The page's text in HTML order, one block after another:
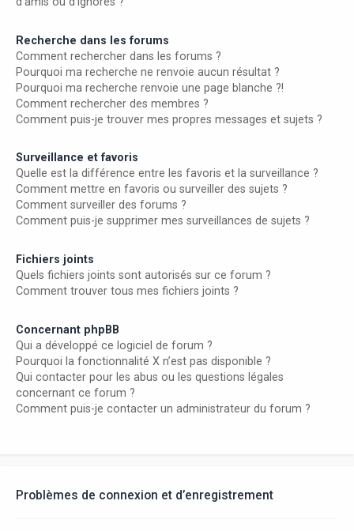
Recherche dans les forums
Comment rechercher dans les forums ?
Pourquoi ma recherche ne renvoie aucun résultat ?
Pourquoi ma recherche renvoie une page blanche ?!
Comment rechercher des membres ?
Comment puis-je trouver mes propres messages et sujets ?
Surveillance et favoris
Quelle est la différence entre les favoris et la surveillance ?
Comment mettre en favoris ou surveiller des sujets ?
Comment surveiller des forums ?
Comment puis-je supprimer mes surveillances de sujets ?
Fichiers joints
Quels fichiers joints sont autorisés sur ce forum ?
Comment trouver tous mes fichiers joints ?
Concernant phpBB
Qui a développé ce logiciel de forum ?
Pourquoi la fonctionnalité X n’est pas disponible ?
Qui contacter pour les abus ou les questions légales
concernant ce forum ?
Comment puis-je contacter un administrateur du forum ?
Problèmes de connexion et d’enregistrement